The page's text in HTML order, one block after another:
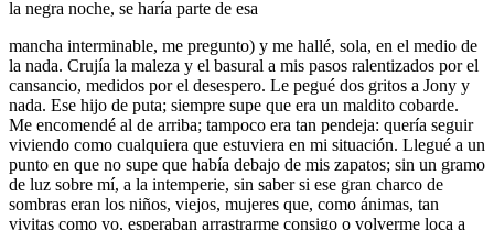
la negra noche, se haría parte de esa
mancha interminable, me pregunto) y me hallé, sola, en el medio de
la nada. Crujía la maleza y el basural a mis pasos ralentizados por el
cansancio, medidos por el desespero. Le pegué dos gritos a Jony y
nada. Ese hijo de puta; siempre supe que era un maldito cobarde.
Me encomendé al de arriba; tampoco era tan pendeja: quería seguir
viviendo como cualquiera que estuviera en mi situación. Llegué a un
punto en que no supe que había debajo de mis zapatos; sin un gramo
de luz sobre mí, a la intemperie, sin saber si ese gran charco de
sombras eran los niños, viejos, mujeres que, como ánimas, tan
vivitas como yo, esperaban arrastrarme consigo o volverme loca a